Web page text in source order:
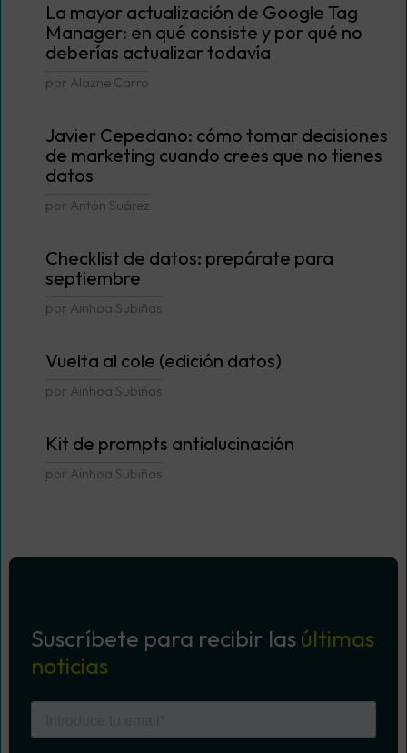
La mayor actualización de Google Tag
Manager: en qué consiste y por qué no
deberías actualizar todavía
por Alazne Carro
Javier Cepedano: cómo tomar decisiones
de marketing cuando crees que no tienes
datos
por Antón Suárez
Checklist de datos: prepárate para
septiembre
por Ainhoa Subiñas
Vuelta al cole (edición datos)
por Ainhoa Subiñas
Kit de prompts antialucinación
por Ainhoa Subiñas
Suscríbete para recibir las últimas
noticias